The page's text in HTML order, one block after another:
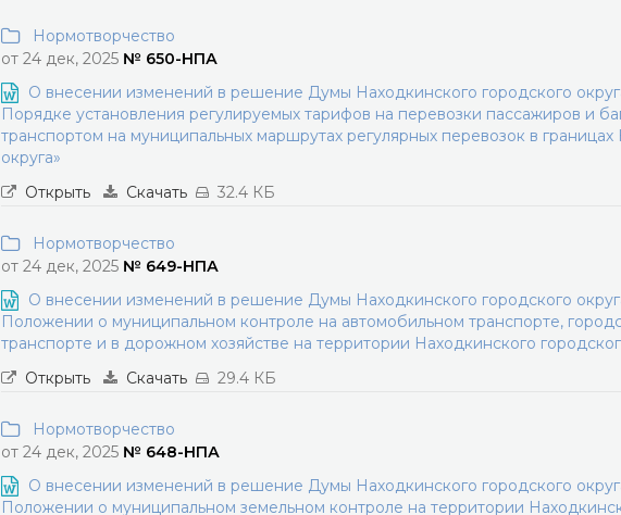
Нормотворчество
от 24 дек, 2025 № 650-НПА
О внесении изменений в решение Думы Находкинского городского
Порядке установления регулируемых тарифов на перевозки пассажиров и
транспортом на муниципальных маршрутах регулярных перевозок в границах
округа»
Открыть
Скачать 32.4 КБ
Нормотворчество
от 24 дек, 2025 № 649-НПА
О внесении изменений в решение Думы Находкинского городского
Положении о муниципальном контроле на автомобильном транспорте,
транспорте и в дорожном хозяйстве на территории Находкинского
Открыть
Скачать 29.4 КБ
Нормотворчество
от 24 дек, 2025 № 648-НПА
О внесении изменений в решение Думы Находкинского городского
Положении о муниципальном земельном контроле на территории